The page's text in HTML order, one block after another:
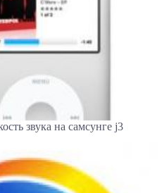
звука на самсунге j3